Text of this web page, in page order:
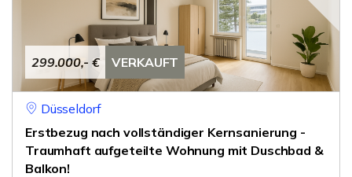
299.000,- € VERKAUFT
Düsseldorf
Erstbezug nach vollständiger Kernsanierung -
Traumhaft aufgeteilte Wohnung mit Duschbad &
Balkon!